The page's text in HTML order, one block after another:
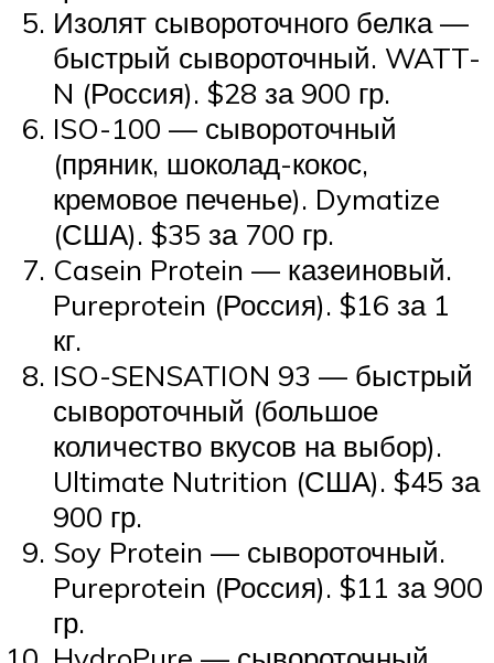
Изолят сывороточного белка —
быстрый сывороточный. WATT-
N (Россия). $28 за 900 гр.
ISO-100 — сывороточный
(пряник, шоколад-кокос,
кремовое печенье). Dymatize
(США). $35 за 700 гр.
Casein Protein — казеиновый.
Pureprotein (Россия). $16 за 1
кг.
ISO-SENSATION 93 — быстрый
сывороточный (большое
количество вкусов на выбор).
Ultimate Nutrition (США). $45 за
900 гр.
Soy Protein — сывороточный.
Pureprotein (Россия). $11 за 900
гр.